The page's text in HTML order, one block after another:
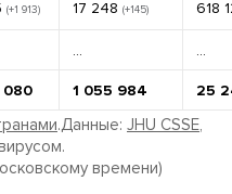
(+1 913) 17 248 (+145) 618
... ...
080 1 055 984 25
.Данные: JHU CSSE,
времени)